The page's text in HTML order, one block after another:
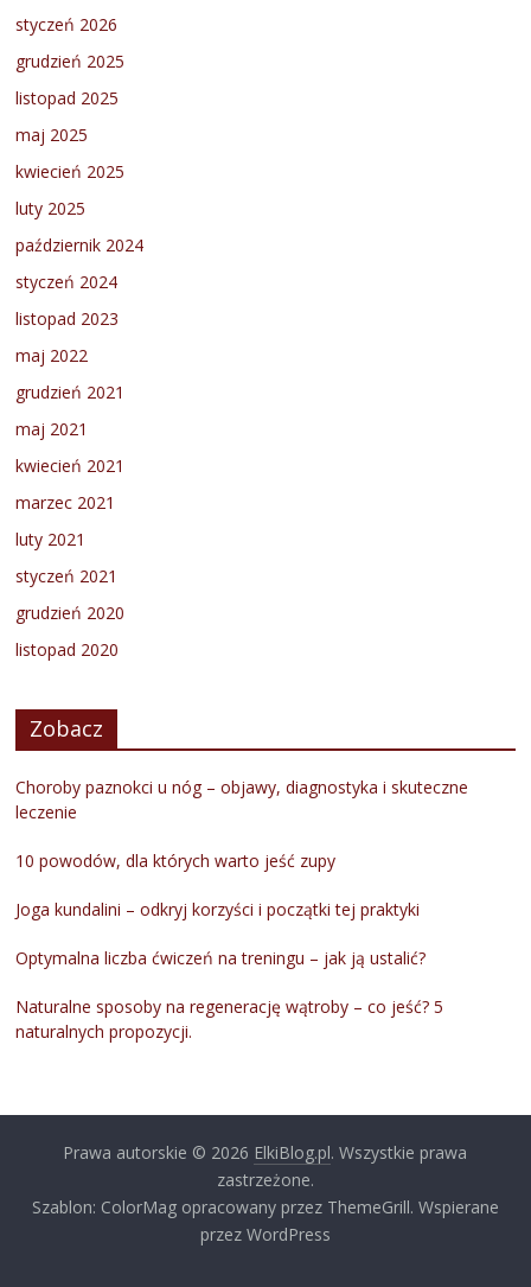
styczeń 2026
grudzień 2025
listopad 2025
maj 2025
kwiecień 2025
luty 2025
październik 2024
styczeń 2024
listopad 2023
maj 2022
grudzień 2021
maj 2021
kwiecień 2021
marzec 2021
luty 2021
styczeń 2021
grudzień 2020
listopad 2020
Zobacz
Choroby paznokci u nóg – objawy, diagnostyka i skuteczne
leczenie
10 powodów, dla których warto jeść zupy
Joga kundalini – odkryj korzyści i początki tej praktyki
Optymalna liczba ćwiczeń na treningu – jak ją ustalić?
Naturalne sposoby na regenerację wątroby – co jeść? 5
naturalnych propozycji.
Prawa autorskie © 2026 ElkiBlog.pl. Wszystkie prawa
zastrzeżone.
Szablon: ColorMag opracowany przez ThemeGrill. Wspierane
przez WordPress